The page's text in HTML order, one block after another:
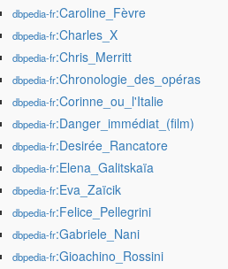
dbpedia-fr:Caroline_Fèvre
dbpedia-fr:Charles_X
dbpedia-fr:Chris_Merritt
dbpedia-fr:Chronologie_des_opéras
dbpedia-fr:Corinne_ou_l'Italie
dbpedia-fr:Danger_immédiat_(film)
dbpedia-fr:Desirée_Rancatore
dbpedia-fr:Elena_Galitskaïa
dbpedia-fr:Eva_Zaïcik
dbpedia-fr:Felice_Pellegrini
dbpedia-fr:Gabriele_Nani
dbpedia-fr:Gioachino_Rossini